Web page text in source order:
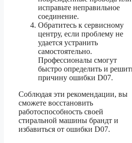
исправьте неправильное
соединение.
Обратитесь к сервисному
центру, если проблему не
удается устранить
самостоятельно.
Профессионалы смогут
быстро определить и
причину ошибки D07.
Соблюдая эти рекомендации, вы
сможете восстановить
работоспособность своей
стиральной машины брандт и
избавиться от ошибки D07.